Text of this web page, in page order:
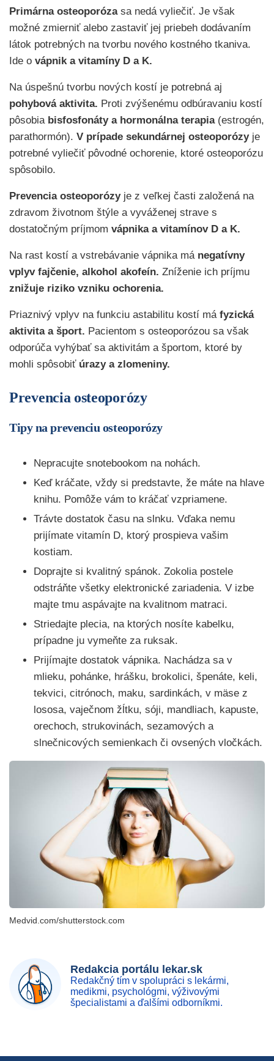
Primárna osteoporóza sa nedá vyliečiť. Je však
možné zmierniť alebo zastaviť jej priebeh dodávaním
látok potrebných na tvorbu nového kostného tkaniva.
Ide o vápnik a vitamíny D a K.
Na úspešnú tvorbu nových kostí je potrebná aj
pohybová aktivita. Proti zvýšenému odbúravaniu kostí
pôsobia bisfosfonáty a hormonálna terapia(estrogén,
parathormón). V prípade sekundárnej osteoporózyje
potrebné vyliečiť pôvodné ochorenie, ktoré osteoporózu
spôsobilo.
Prevencia osteoporózyje z veľkej časti založená na
zdravom životnom štýle a vyváženej strave s
dostatočným príjmom vápnika a vitamínov D a K.
Na rast kostí a vstrebávanie vápnika má negatívny
vplyv fajčenie, alkohol akofeín. Zníženie ich príjmu
znižuje riziko vzniku ochorenia.
Priaznivý vplyv na funkciu astabilitu kostí má fyzická
aktivita a šport. Pacientom s osteoporózou sa však
odporúča vyhýbať sa aktivitám a športom, ktoré by
mohli spôsobiť úrazy a zlomeniny.
Prevencia osteoporózy
Tipy na prevenciu osteoporózy
Nepracujte snotebookom na nohách.
Keď kráčate, vždy si predstavte, že máte na hlave
knihu. Pomôže vám to kráčať vzpriamene.
Trávte dostatok času na slnku. Vďaka nemu
prijímate vitamín D, ktorý prospieva vašim
kostiam.
Doprajte si kvalitný spánok. Zokolia postele
odstráňte všetky elektronické zariadenia. V izbe
majte tmu aspávajte na kvalitnom matraci.
Striedajte plecia, na ktorých nosíte kabelku,
prípadne ju vymeňte za ruksak.
Prijímajte dostatok vápnika. Nachádza sa v
mlieku, pohánke, hrášku, brokolici, špenáte, keli,
tekvici, citrónoch, maku, sardinkách, v mäse z
lososa, vaječnom žĺtku, sóji, mandliach, kapuste,
orechoch, strukovinách, sezamových a
slnečnicových semienkach či ovsených vločkách.
Medvid.com/shutterstock.com
Redakcia portálu lekar.sk
Redakčný tím v spolupráci s lekármi,
medikmi, psychológmi, výživovými
špecialistami a ďalšími odborníkmi.